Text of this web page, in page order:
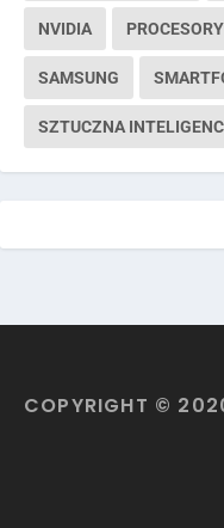
NVIDIA PROCESORY
SAMSUNG
SZTUCZNA
COPYRIGHT ©